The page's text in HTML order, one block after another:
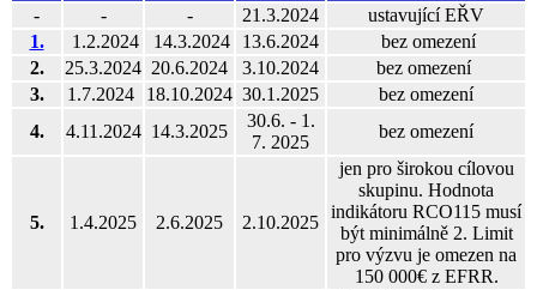
- - - 21.3.2024
ustavující EŘV
1.
1.2.2024 14.3.2024 13.6.2024
bez omezení
2.
25.3.2024 20.6.2024 3.10.2024
bez omezení
3.
1.7.2024 18.10.2024 30.1.2025
bez omezení
4.
4.11.2024 14.3.2025
30.6. - 1.
7. 2025
bez omezení
5. 1.4.2025 2.6.2025 2.10.2025
jen pro širokou cílovou
skupinu. Hodnota
indikátoru RCO115 musí
být minimálně 2. Limit
pro výzvu je omezen na
150 000€ z EFRR.